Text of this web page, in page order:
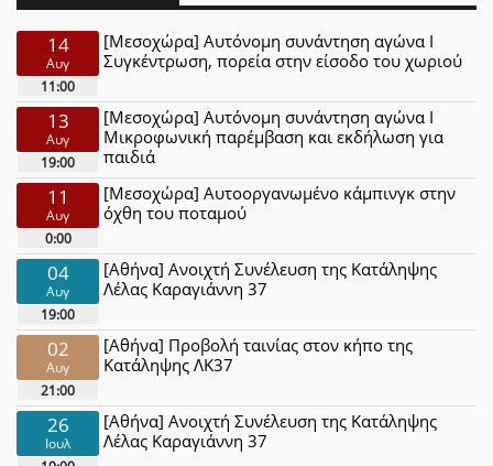
14
Αυγ
11:00
[Μεσοχώρα] Αυτόνομη συνάντηση αγώνα Ι
Συγκέντρωση, πορεία στην είσοδο του χωριού
13
Αυγ
19:00
[Μεσοχώρα] Αυτόνομη συνάντηση αγώνα Ι
Μικροφωνική παρέμβαση και εκδήλωση για
παιδιά
11
Αυγ
0:00
[Μεσοχώρα] Αυτοοργανωμένο κάμπινγκ στην
όχθη του ποταμού
04
Αυγ
19:00
[Αθήνα] Ανοιχτή Συνέλευση της Κατάληψης
Λέλας Καραγιάννη 37
02
Αυγ
21:00
[Αθήνα] Προβολή ταινίας στον κήπο της
Κατάληψης ΛΚ37
26
Ιουλ
[Αθήνα] Ανοιχτή Συνέλευση της Κατάληψης
Λέλας Καραγιάννη 37